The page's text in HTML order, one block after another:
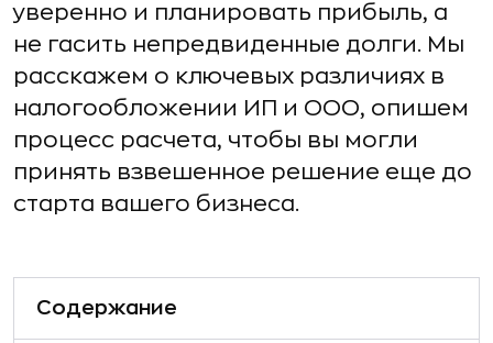
уверенно и планировать прибыль, а
не гасить непредвиденные долги. Мы
расскажем о ключевых различиях в
налогообложении ИП и ООО, опишем
процесс расчета, чтобы вы могли
принять взвешенное решение еще до
старта вашего бизнеса.
Содержание